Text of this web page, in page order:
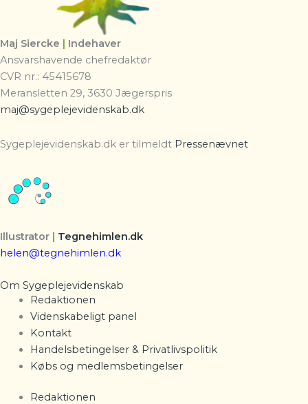
Maj Siercke | Indehaver
Ansvarshavende chefredaktør
CVR nr.: 45415678
Meransletten 29, 3630 Jægerspris
maj@sygeplejevidenskab.dk
Sygeplejevidenskab.dk er tilmeldt Pressenævnet
Illustrator | Tegnehimlen.dk
helen@tegnehimlen.dk
Om Sygeplejevidenskab
Redaktionen
Videnskabeligt panel
Kontakt
Handelsbetingelser & Privatlivspolitik
Købs og medlemsbetingelser
Redaktionen